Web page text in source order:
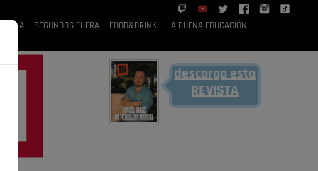
RUBIA SEGUNDOS FUERA FOOD&DRINK
LA BUENA EDUCACIÓN
descarga esta
REVISTA